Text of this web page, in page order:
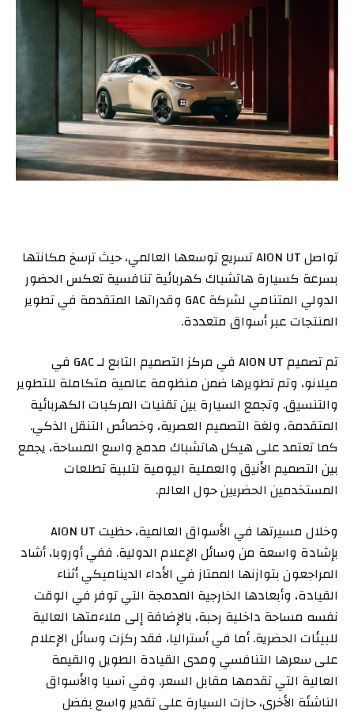
تواصل AION UT تسريع توسعها العالمي، حيث ترسخ مكانتها
بسرعة كسيارة هاتشباك كهربائية تنافسية تعكس الحضور
الدولي المتنامي لشركة GAC وقدراتها المتقدمة في تطوير
المنتجات عبر أسواق متعددة.
تم تصميم AION UT في مركز التصميم التابع لـ GAC في
ميلانو، وتم تطويرها ضمن منظومة عالمية متكاملة للتطوير
والتنسيق. وتجمع السيارة بين تقنيات المركبات الكهربائية
المتقدمة، ولغة التصميم العصرية، وخصائص التنقل الذكي.
كما تعتمد على هيكل هاتشباك مدمج واسع المساحة، يجمع
بين التصميم الأنيق والعملية اليومية لتلبية تطلعات
المستخدمين الحضريين حول العالم.
وخلال مسيرتها في الأسواق العالمية، حظيت AION UT
بإشادة واسعة من وسائل الإعلام الدولية. ففي أوروبا، أشاد
المراجعون بتوازنها الممتاز في الأداء الديناميكي أثناء
القيادة، وأبعادها الخارجية المدمجة التي توفر في الوقت
نفسه مساحة داخلية رحبة، بالإضافة إلى ملاءمتها العالية
للبيئات الحضرية. أما في أستراليا، فقد ركزت وسائل الإعلام
على سعرها التنافسي ومدى القيادة الطويل والقيمة
العالية التي تقدمها مقابل السعر. وفي آسيا والأسواق
الناشئة الأخرى، حازت السيارة على تقدير واسع بفضل